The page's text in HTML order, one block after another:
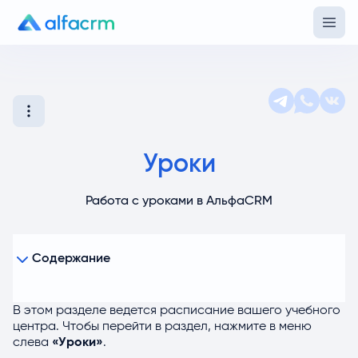
Уроки
Работа с уроками в АльфаCRM
Содержание
Настройки календаря
В этом разделе ведется расписание вашего учебного
центра. Чтобы перейти в раздел, нажмите в меню
слева «Уроки».